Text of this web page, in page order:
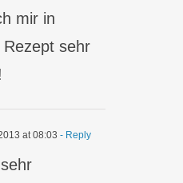
mir in
sehr
at 08:03 - Reply